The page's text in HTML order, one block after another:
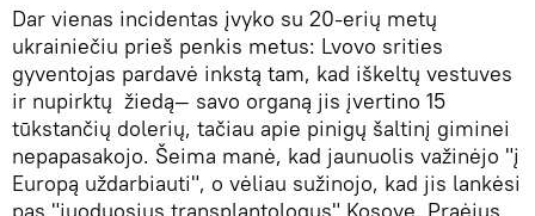
Dar vienas incidentas įvyko su 20-erių metų
ukrainiečiu prieš penkis metus: Lvovo srities
gyventojas pardavė inkstą tam, kad iškeltų vestuves
ir nupirktų žiedą— savo organą jis įvertino 15
tūkstančių dolerių, tačiau apie pinigų šaltinį giminei
nepapasakojo. Šeima manė, kad jaunuolis važinėjo "į
Europą uždarbiauti", o vėliau sužinojo, kad jis lankėsi
pas "juoduosius transplantologus" Kosove. Praėjus